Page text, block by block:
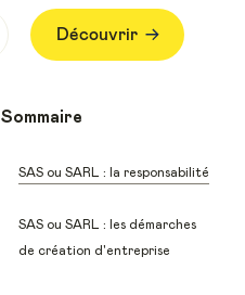
Découvrir
Sommaire
SAS ou SARL : la responsabilité
SAS ou SARL : les démarches
de création d'entreprise